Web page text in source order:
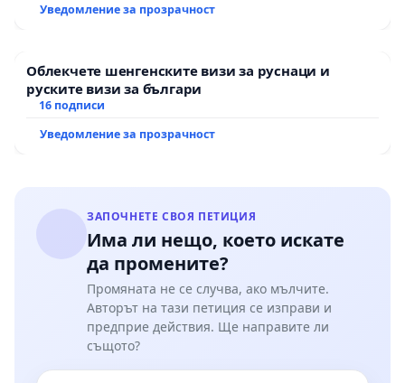
Уведомление за прозрачност
Облекчете шенгенските визи за руснаци и
руските визи за българи
16 подписи
Уведомление за прозрачност
ЗАПОЧНЕТЕ СВОЯ ПЕТИЦИЯ
Има ли нещо, което искате
да промените?
Промяната не се случва, ако мълчите.
Авторът на тази петиция се изправи и
предприе действия. Ще направите ли
същото?